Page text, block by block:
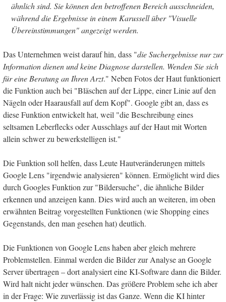
ähnlich sind. Sie können den betroffenen Bereich ausschneiden,
während die Ergebnisse in einem Karussell über "Visuelle
Übereinstimmungen" angezeigt werden.
Das Unternehmen weist darauf hin, dass "die Suchergebnisse nur zur
Information dienen und keine Diagnose darstellen. Wenden Sie sich
für eine Beratung an Ihren Arzt." Neben Fotos der Haut funktioniert
die Funktion auch bei "Bläschen auf der Lippe, einer Linie auf den
Nägeln oder Haarausfall auf dem Kopf". Google gibt an, dass es
diese Funktion entwickelt hat, weil "die Beschreibung eines
seltsamen Leberflecks oder Ausschlags auf der Haut mit Worten
allein schwer zu bewerkstelligen ist."
Die Funktion soll helfen, dass Leute Hautveränderungen mittels
Google Lens "irgendwie analysieren" können. Ermöglicht wird dies
durch Googles Funktion zur "Bildersuche", die ähnliche Bilder
erkennen und anzeigen kann. Dies wird auch an weiteren, im oben
erwähnten Beitrag vorgestellten Funktionen (wie Shopping eines
Gegenstands, den man gesehen hat) deutlich.
Die Funktionen von Google Lens haben aber gleich mehrere
Problemstellen. Einmal werden die Bilder zur Analyse an Google
Server übertragen – dort analysiert eine KI-Software dann die Bilder.
Wird halt nicht jeder wünschen. Das größere Problem sehe ich aber
in der Frage: Wie zuverlässig ist das Ganze. Wenn die KI hinter